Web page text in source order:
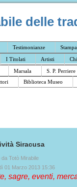
delle
Testimonianze Stampa
I Titolati Artisti
Marsala S. P. Perriere
Biblioteca Museo
Siracusa
da Totò Mirabile
01 Marzo 2013 15:36
sagre, eventi,